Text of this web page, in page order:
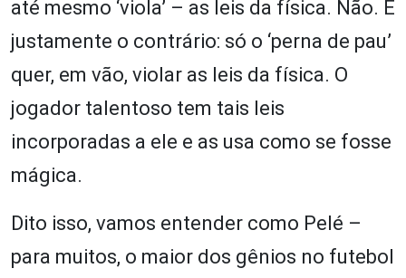
até mesmo ‘viola’ – as leis da física. Não. É
justamente o contrário: só o ‘perna de pau’
quer, em vão, violar as leis da física. O
jogador talentoso tem tais leis
incorporadas a ele e as usa como se fosse
mágica.
Dito isso, vamos entender como Pelé –
para muitos, o maior dos gênios no futebol